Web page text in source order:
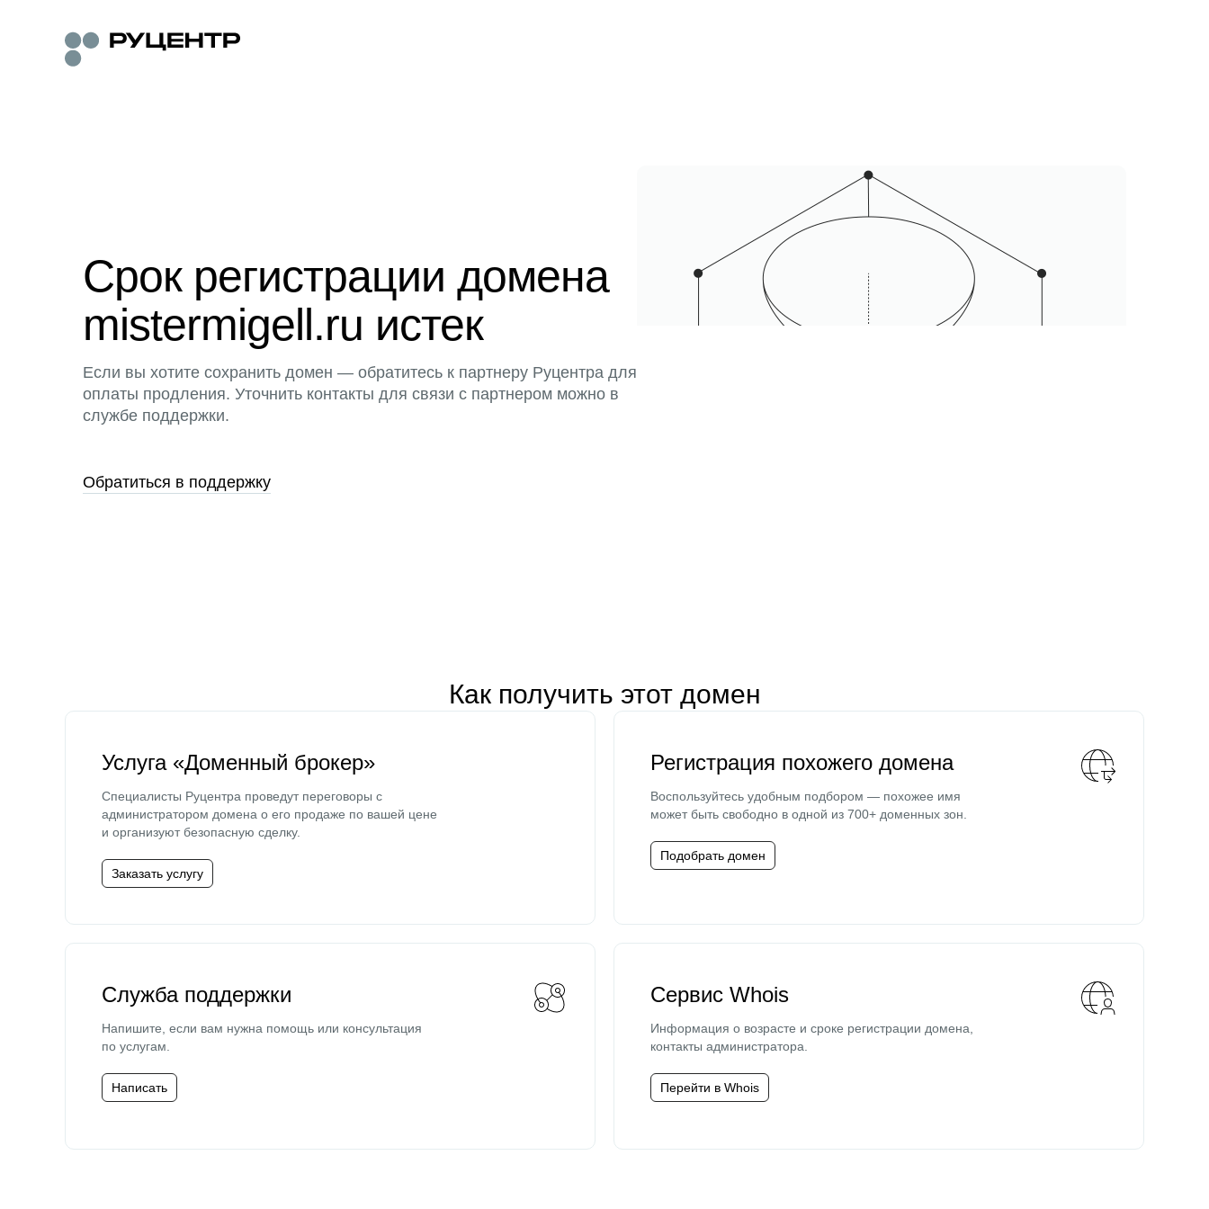
Срок регистрации домена
mistermigell.ru истек
Если вы хотите сохранить домен — обратитесь к партнеру Руцентра для
оплаты продления. Уточнить контакты для связи с партнером можно в
службе поддержки.
Обратиться в поддержку
Как получить этот домен
Услуга «Доменный брокер»
Специалисты Руцентра проведут переговоры с
администратором домена о его продаже по вашей цене
и организуют безопасную сделку.
Заказать услугу
Регистрация похожего домена
Воспользуйтесь удобным подбором — похожее имя
может быть свободно в одной из 700+ доменных зон.
Подобрать домен
Служба поддержки
Напишите, если вам нужна помощь или консультация
по услугам.
Написать
Сервис Whois
Информация о возрасте и сроке регистрации домена,
контакты администратора.
Перейти в Whois